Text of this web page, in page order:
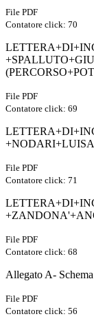
File PDF
Contatore click: 70
File PDF
Contatore click: 69
File PDF
Contatore click: 71
File PDF
Contatore click: 68
Allegato A-
File PDF
Contatore click: 56